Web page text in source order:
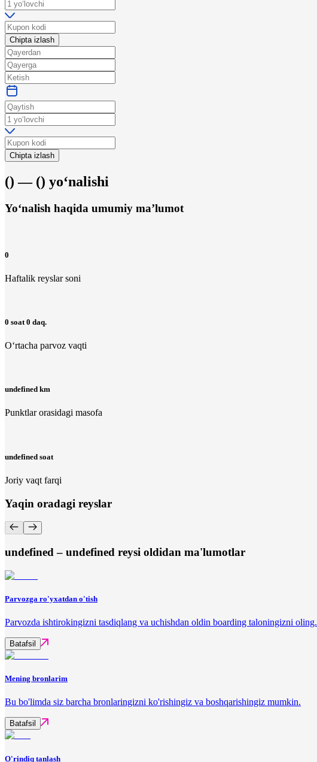
Chipta izlash
Chipta izlash
() — () yo‘nalishi
Yo‘nalish haqida umumiy ma’lumot
0
Haftalik reyslar soni
0 soat 0 daq.
O‘rtacha parvoz vaqti
undefined km
Punktlar orasidagi masofa
undefined soat
Joriy vaqt farqi
Yaqin oradagi reyslar
undefined – undefined reysi oldidan ma'lumotlar
Parvozga ro'yxatdan o'tish
Parvozda ishtirokingizni tasdiqlang va uchishdan oldin boarding taloningizni oling.
Batafsil
Mening bronlarim
Bu bo'limda siz barcha bronlaringizni ko'rishingiz va boshqarishingiz mumkin.
Batafsil
O'rindiq tanlash